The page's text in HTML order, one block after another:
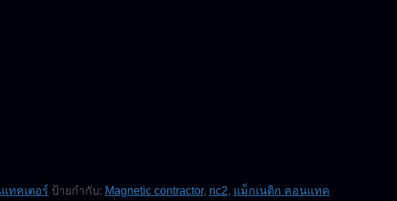
ทคเตอร์ ป้ายกำกับ: Magnetic contractor, nc2, แม็กเนติก คอนแทค